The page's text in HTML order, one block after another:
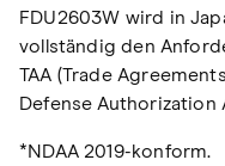
FDU2603W wird in
vollständig den
TAA (Trade
Defense Authorization
*NDAA 2019-konform.